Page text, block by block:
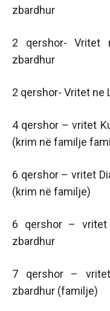
zbardhur
2 qershor- Vritet
zbardhur
2 qershor- Vritet ne
4 qershor – vritet
(krim në familje
6 qershor – vritet
(krim në familje)
6 qershor – vritet
zbardhur
7 qershor –
zbardhur (familje)